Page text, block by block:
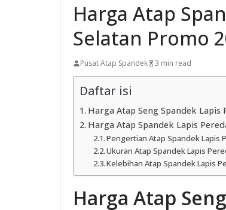
Harga Atap
Selatan Promo
Pusat Atap Spandek 3 min read
Daftar isi
Harga Atap Seng Spandek Lapis
Harga Atap Spandek Lapis
Pengertian Atap Spandek Lapis
Ukuran Atap Spandek Lapis
Kelebihan Atap Spandek Lapis
Harga Atap